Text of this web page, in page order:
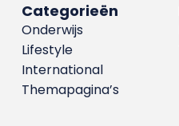
Categorieën
Onderwijs
Lifestyle
International
Themapagina’s